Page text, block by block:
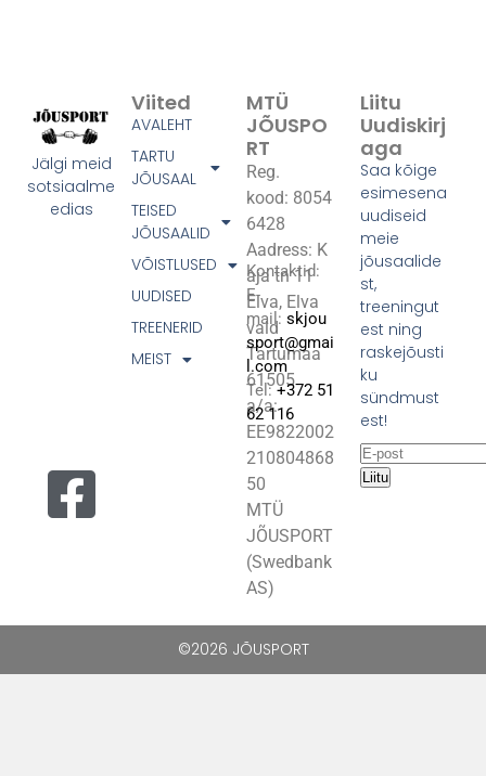
Jälgi meid
sotsiaalme
edias
MTÜ
JÕUSPO
RT
Reg.
kood: 8054
6428
Aadress: K
aja tn 11
Elva, Elva
vald
Tartumaa
61505
a/a:
EE9822002
210804868
50
MTÜ
JÕUSPORT
(Swedbank
AS)
Kontaktid:
E-
mail: skjou
sport@gmai
l.com
Tel:+372 51
62 116
Viited
AVALEHT
TARTU
JÕUSAAL
TEISED
JÕUSAALID
VÕISTLUSED
UUDISED
TREENERID
MEIST
Liitu
Uudiskirj
Aga
Saa kõige
esimesena
uudiseid
meie
jõusaalide
st,
treeningut
est ning
raskejõusti
ku
sündmust
est!
Liitu
©2026 JÕUSPORT